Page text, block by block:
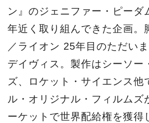
ン』のジェニファー・ピーダ
年近く取り組んできた企画。
／ライオン 25年目のただい
デイヴィス。製作はシーソー
ズ、ロケット・サイエンス他
ル・オリジナル・フィルムズ
ーケットで世界配給権を獲得